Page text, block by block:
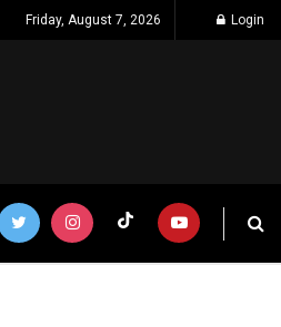
Friday, August 7, 2026 Login